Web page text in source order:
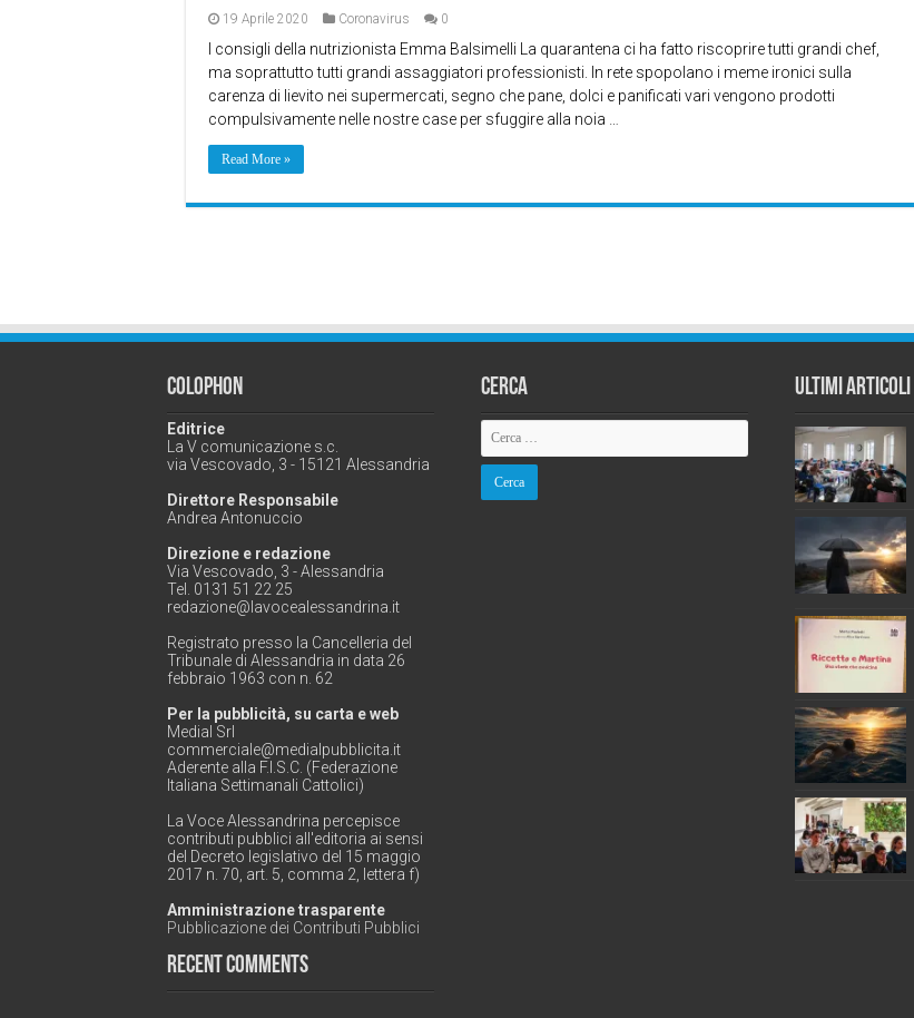
19 Aprile 2020 Coronavirus 0
I consigli della nutrizionista Emma Balsimelli La quarantena ci ha fatto riscoprire tutti grandi chef,
ma soprattutto tutti grandi assaggiatori professionisti. In rete spopolano i meme ironici sulla
carenza di lievito nei supermercati, segno che pane, dolci e panificati vari vengono prodotti
compulsivamente nelle nostre case per sfuggire alla noia …
Read More »
Colophon
Editrice
La V comunicazione s.c.
via Vescovado, 3 - 15121 Alessandria
Direttore Responsabile
Andrea Antonuccio
Direzione e redazione
Via Vescovado, 3 - Alessandria
Tel. 0131 51 22 25
redazione@lavocealessandrina.it
Registrato presso la Cancelleria del
Tribunale di Alessandria in data 26
febbraio 1963 con n. 62
Per la pubblicità, su carta e web
Medial Srl
commerciale@medialpubblicita.it
Aderente alla F.I.S.C. (Federazione
Italiana Settimanali Cattolici)
La Voce Alessandrina percepisce
contributi pubblici all'editoria ai sensi
del Decreto legislativo del 15 maggio
2017 n. 70, art. 5, comma 2, lettera f)
Amministrazione trasparente
Pubblicazione dei Contributi Pubblici
Recent Comments
Cerca Ultimi Articoli